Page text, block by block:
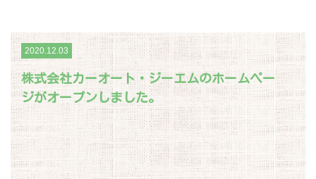
2020.12.03
株式会社カーオート・ジーエムのホームペー
ジがオープンしました。